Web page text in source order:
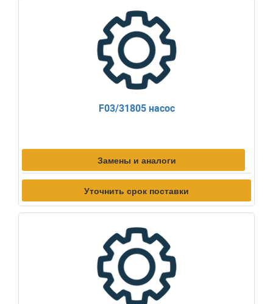
F03/31805 насос
Замены и аналоги
Уточнить срок поставки